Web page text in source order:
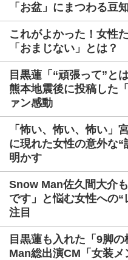
「お盆」にまつわる豆
これがよかった！女性
「おまじない」とは？
目黒蓮「“頑張って”と
熊本地震後に投稿した
ァン感動
「怖い、怖い、怖い
に現れた女性の意外な
明かす
Snow Man佐久間大介
です」と悩む女性への
注目
目黒蓮も入れた「9脚
Man総出演CM「女装